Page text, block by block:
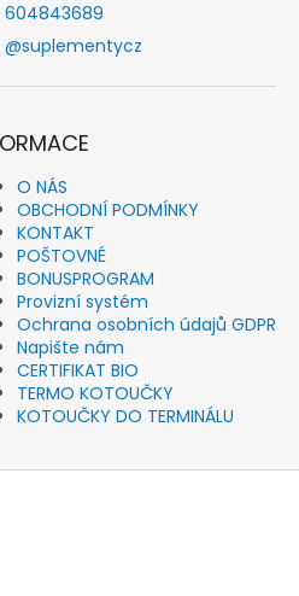
604843689
@suplementycz
O NÁS
OBCHODNÍ PODMÍNKY
KONTAKT
POŠTOVNÉ
BONUSPROGRAM
Provizní systém
Ochrana osobních údajů GDPR
Napište nám
CERTIFIKAT BIO
TERMO KOTOUČKY
KOTOUČKY DO TERMINÁLU